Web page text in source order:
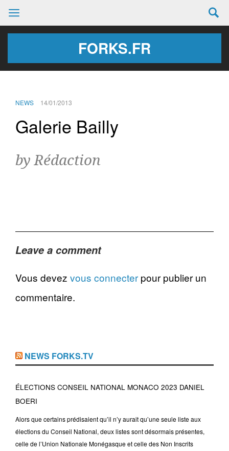
FORKS.FR
NEWS 14/01/2013
Galerie Bailly
by Rédaction
Leave a comment
Vous devez vous connecter pour publier un
commentaire.
NEWS FORKS.TV
ÉLECTIONS CONSEIL NATIONAL MONACO 2023 DANIEL
BOERI
Alors que certains prédisaient qu’il n’y aurait qu’une seule liste aux
élections du Conseil National, deux listes sont désormais présentes,
celle de l’Union Nationale Monégasque et celle des Non Inscrits